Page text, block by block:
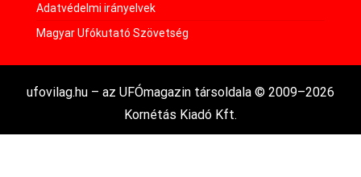
Adatvédelmi irányelvek
Magyar Ufókutató Szövetség
ufovilag.hu – az UFÓmagazin társoldala © 2009–2026
Kornétás Kiadó Kft.